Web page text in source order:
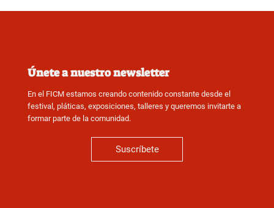
Únete a nuestro newsletter
En el FICM estamos creando contenido constante desde el
festival, pláticas, exposiciones, talleres y queremos invitarte a
formar parte de la comunidad.
Suscríbete